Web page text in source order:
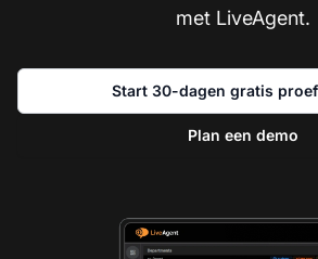
met LiveAgent.
Start 30-dagen gratis
Plan een demo